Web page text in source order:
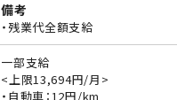
備考
・残業代全額支給
一部支給
<上限13,694円/月>
・自動車：12円/km